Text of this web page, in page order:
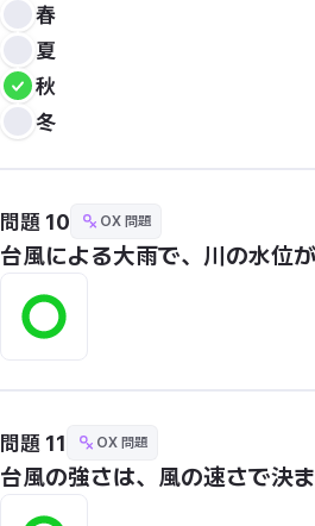
春
夏
秋
冬
問題 10 OX 問題
台風による大雨で、川の水位
問題 11 OX 問題
台風の強さは、風の速さで決ま